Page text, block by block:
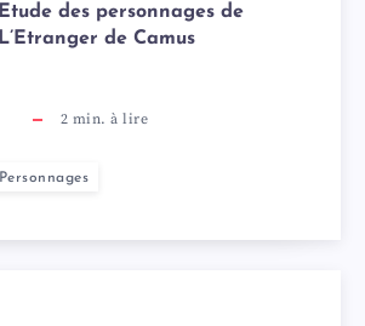
Etude des personnages de
L’Etranger de Camus
2 min. à lire
Personnages